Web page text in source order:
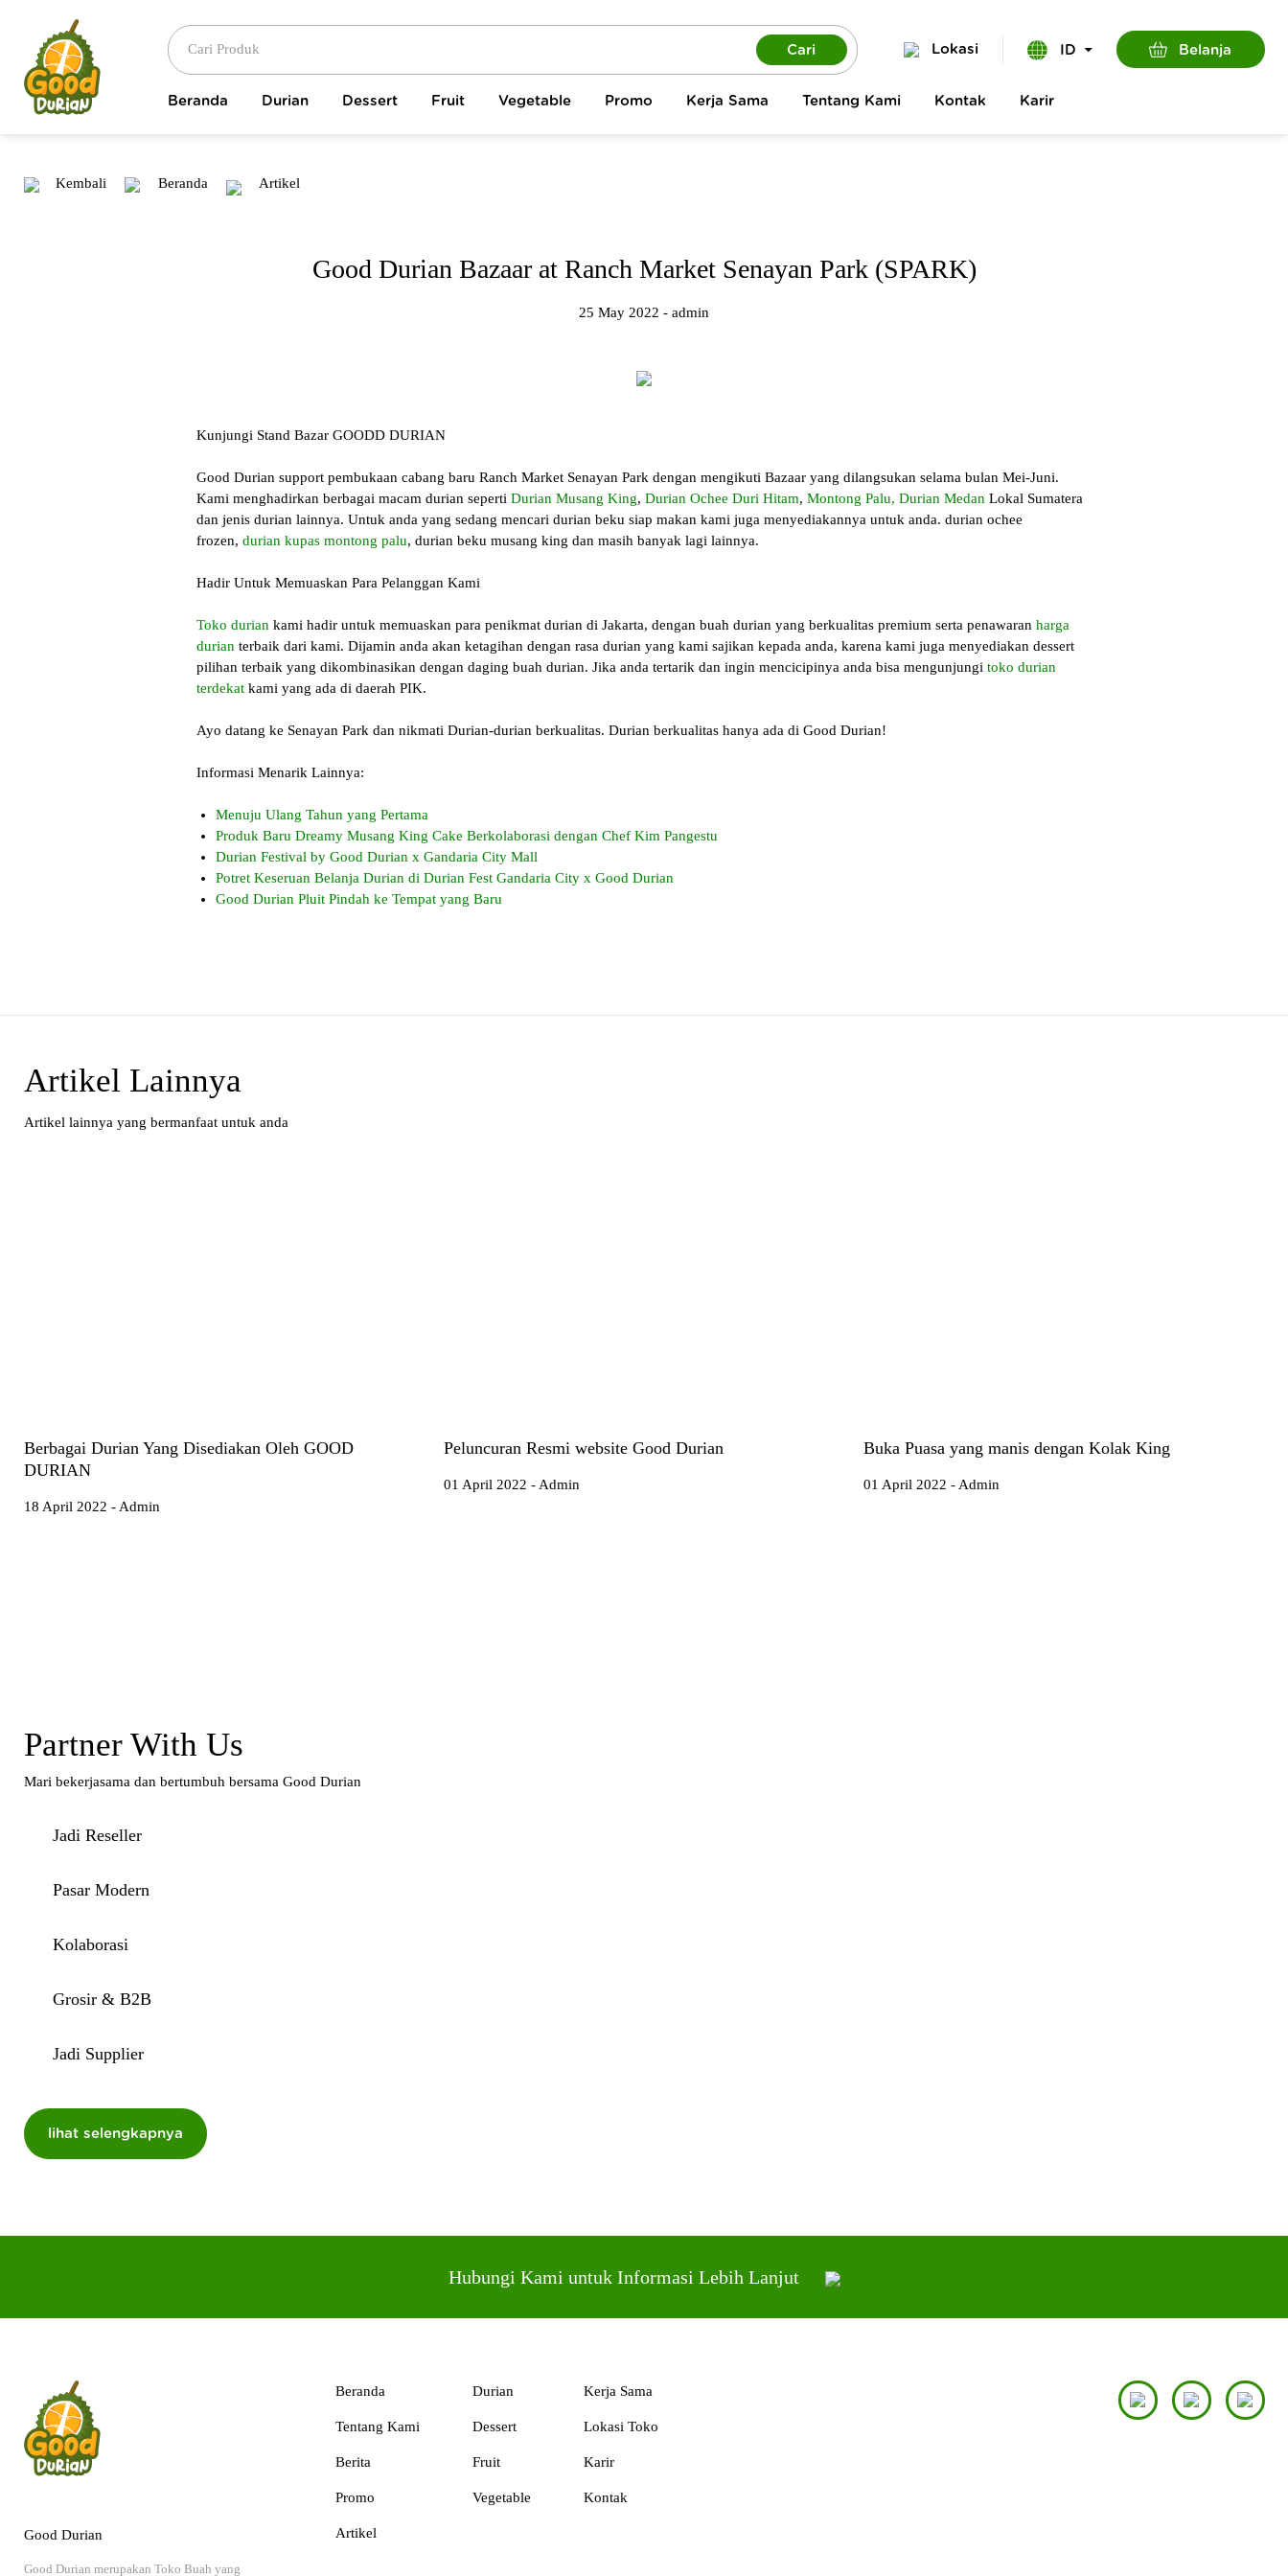
Cari Lokasi ID Belanja
Beranda Durian Dessert Fruit Vegetable Promo Kerja Sama Tentang Kami Kontak Karir
Kembali Beranda Artikel
Good Durian Bazaar at Ranch Market Senayan Park (SPARK)
25 May 2022 - admin
Kunjungi Stand Bazar GOODD DURIAN
Good Durian support pembukaan cabang baru Ranch Market Senayan Park dengan mengikuti Bazaar yang dilangsukan selama bulan Mei-Juni.
Kami menghadirkan berbagai macam durian seperti Durian Musang King, Durian Ochee Duri Hitam, Montong Palu, Durian Medan Lokal Sumatera
dan jenis durian lainnya. Untuk anda yang sedang mencari durian beku siap makan kami juga menyediakannya untuk anda. durian ochee
frozen, durian kupas montong palu, durian beku musang king dan masih banyak lagi lainnya.
Hadir Untuk Memuaskan Para Pelanggan Kami
Toko durian kami hadir untuk memuaskan para penikmat durian di Jakarta, dengan buah durian yang berkualitas premium serta penawaran harga
durian terbaik dari kami. Dijamin anda akan ketagihan dengan rasa durian yang kami sajikan kepada anda, karena kami juga menyediakan dessert
pilihan terbaik yang dikombinasikan dengan daging buah durian. Jika anda tertarik dan ingin mencicipinya anda bisa mengunjungi toko durian
terdekatkami yang ada di daerah PIK.
Ayo datang ke Senayan Park dan nikmati Durian-durian berkualitas. Durian berkualitas hanya ada di Good Durian!
Informasi Menarik Lainnya:
Menuju Ulang Tahun yang Pertama
Produk Baru Dreamy Musang King Cake Berkolaborasi dengan Chef Kim Pangestu
Durian Festival by Good Durian x Gandaria City Mall
Potret Keseruan Belanja Durian di Durian Fest Gandaria City x Good Durian
Good Durian Pluit Pindah ke Tempat yang Baru
Artikel Lainnya
Artikel lainnya yang bermanfaat untuk anda
Berbagai Durian Yang Disediakan Oleh GOOD
DURIAN
18 April 2022 - Admin
Peluncuran Resmi website Good Durian
01 April 2022 - Admin
Buka Puasa yang manis dengan Kolak King
01 April 2022 - Admin
Partner With Us
Mari bekerjasama dan bertumbuh bersama Good Durian
Jadi Reseller
Pasar Modern
Kolaborasi
Grosir & B2B
Jadi Supplier
Hubungi Kami untuk Informasi Lebih Lanjut
Good Durian
Good Durian merupakan Toko Buah yang
Beranda
Tentang Kami
Berita
Promo
Artikel
Durian
Dessert
Fruit
Vegetable
Kerja Sama
Lokasi Toko
Karir
Kontak